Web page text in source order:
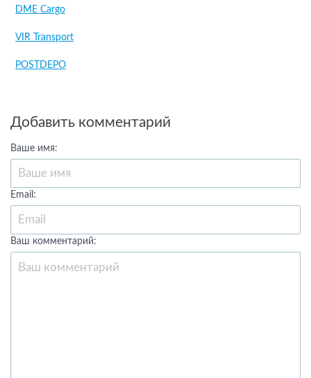
DME Cargo
VIR Transport
POSTDEPO
Добавить комментарий
Ваше имя:
Email:
Ваш комментарий: